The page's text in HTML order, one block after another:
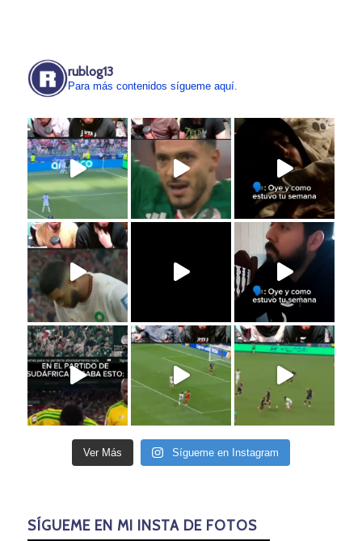
rublog13
Para más contenidos sígueme aquí.
Ver Más Sígueme en Instagram
SÍGUEME EN MI INSTA DE FOTOS